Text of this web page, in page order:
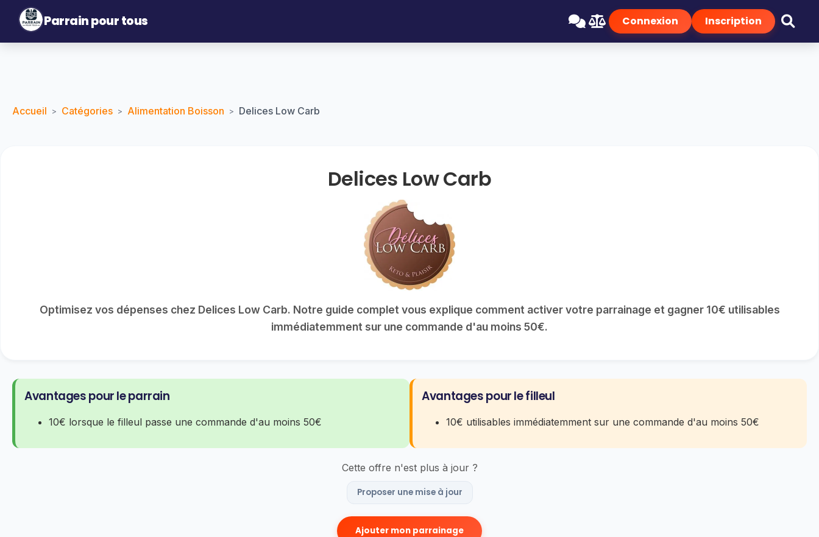
Parrain pour tous Connexion Inscription
Accueil > Catégories > Alimentation Boisson > Delices Low Carb
Delices Low Carb
Optimisez vos dépenses chez Delices Low Carb. Notre guide complet vous explique comment activer votre parrainage et gagner 10€ utilisables
immédiatemment sur une commande d'au moins 50€.
Avantages pour le parrain
10€ lorsque le filleul passe une commande d'au moins 50€
Avantages pour le filleul
10€ utilisables immédiatemment sur une commande d'au moins 50€
Cette offre n'est plus à jour ?
Proposer une mise à jour
Ajouter mon parrainage